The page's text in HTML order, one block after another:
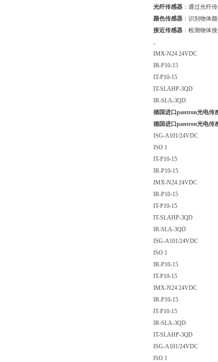
光纤传感器 ：通过光纤
颜色传感器 ：识别物体
接近传感器 ：检测物体
。
IMX-N24 24VDC
IR-P10-15
IT-P10-15
IT-SLAHP-3QD
IR-SLA-3QD
德国进口pantron光电传
德国进口pantron光电传
ISG-A101/24VDC
ISO 1
IT-P10-15
IR-P10-15
IMX-N24 24VDC
IR-P10-15
IT-P10-15
IT-SLAHP-3QD
IR-SLA-3QD
ISG-A101/24VDC
ISO 1
IR-P10-15
IT-P10-15
IMX-N24 24VDC
IR-P10-15
IT-P10-15
IR-SLA-3QD
IT-SLAHP-3QD
ISG-A101/24VDC
ISO 1